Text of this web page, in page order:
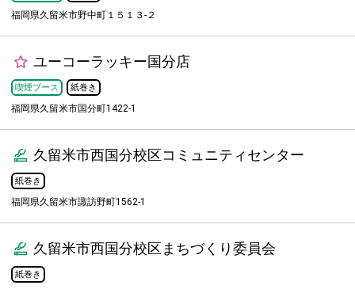
福岡県久留米市野中町１５１３-２
ユーコーラッキー国分店
喫煙ブース 紙巻き
福岡県久留米市国分町1422-1
久留米市西国分校区コミュニティセンター
紙巻き
福岡県久留米市諏訪野町1562-1
久留米市西国分校区まちづくり委員会
紙巻き